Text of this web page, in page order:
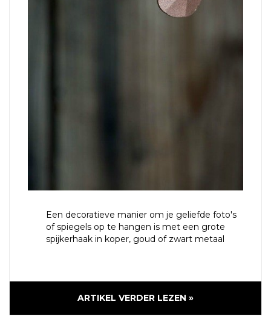
Een decoratieve manier om je geliefde foto's
of spiegels op te hangen is met een grote
spijkerhaak in koper, goud of zwart metaal
ARTIKEL VERDER LEZEN »